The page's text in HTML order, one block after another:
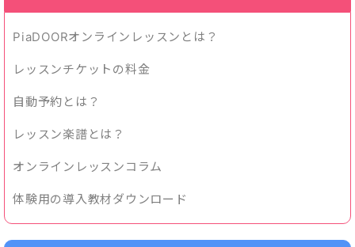
PiaDOORオンラインレッスンとは？
レッスンチケットの料金
自動予約とは？
レッスン楽譜とは？
オンラインレッスンコラム
体験用の導入教材ダウンロード